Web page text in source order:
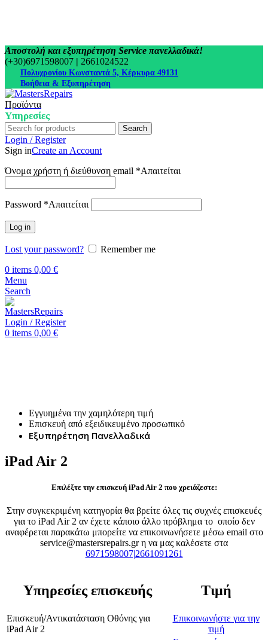
Αποστολή και εξυπηρέτηση Service πανελλαδικά!
(+30)6971598007 | 2661024522
Πολυχρονίου Κωνσταντά 5, Κέρκυρα 49131
Βοήθεια & Εξυπηρέτηση
Προϊόντα
Υπηρεσίες
Search
Login / Register
Sign inCreate an Account
Όνομα χρήστη ή διεύθυνση email *Απαιτείται
Password *Απαιτείται
Log in
Lost your password?
Remember me
0 items 0,00 €
Menu
Search
Login / Register
0 items 0,00 €
Εγγυημένα την χαμηλότερη τιμή
Επισκευή από εξειδικευμένο προσωπικό
Εξυπηρέτηση Πανελλαδικά
iPad Air 2
Επιλέξτε την επισκευή iPad Air 2 που χρειάζεστε:
Στην συγκεκριμένη κατηγορία θα βρείτε όλες τις συχνές επισκευές
για το iPad Air 2 αν έχετε κάποιο άλλο πρόβλημα το οποίο δεν
αναφέρεται παρακάτω μπορείτε να επικοινωνήσετε μέσω email στο
service@mastersrepairs.gr η να μας καλέσετε στα
6971598007|2661091261
Υπηρεσίες επισκευής Τιμή
Επισκευή/Αντικατάσταση Οθόνης για
iPad Air 2
Επικοινωνήστε για την
τιμή